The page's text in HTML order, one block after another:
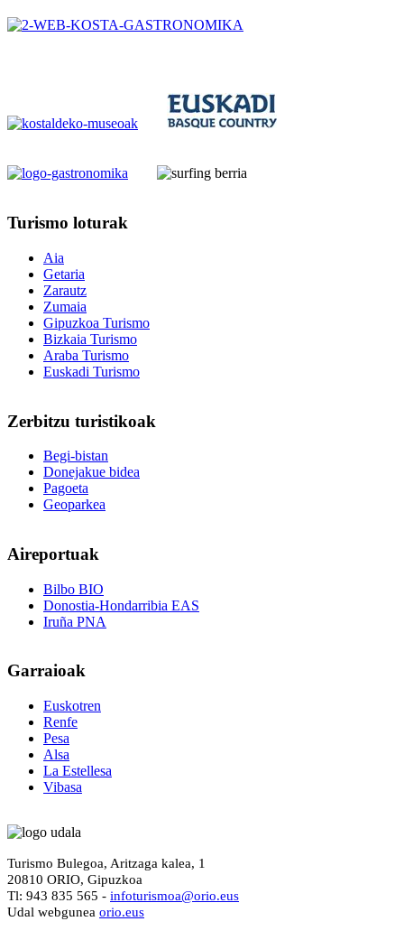
Turismo loturak
Aia
Getaria
Zarautz
Zumaia
Gipuzkoa Turismo
Bizkaia Turismo
Araba Turismo
Euskadi Turismo
Zerbitzu turistikoak
Begi-bistan
Donejakue bidea
Pagoeta
Geoparkea
Aireportuak
Bilbo BIO
Donostia-Hondarribia EAS
Iruña PNA
Garraioak
Euskotren
Renfe
Pesa
Alsa
La Estellesa
Vibasa
Turismo Bulegoa, Aritzaga kalea, 1
20810 ORIO, Gipuzkoa
Tl: 943 835 565 - infoturismoa@orio.eus
Udal webgunea orio.eus